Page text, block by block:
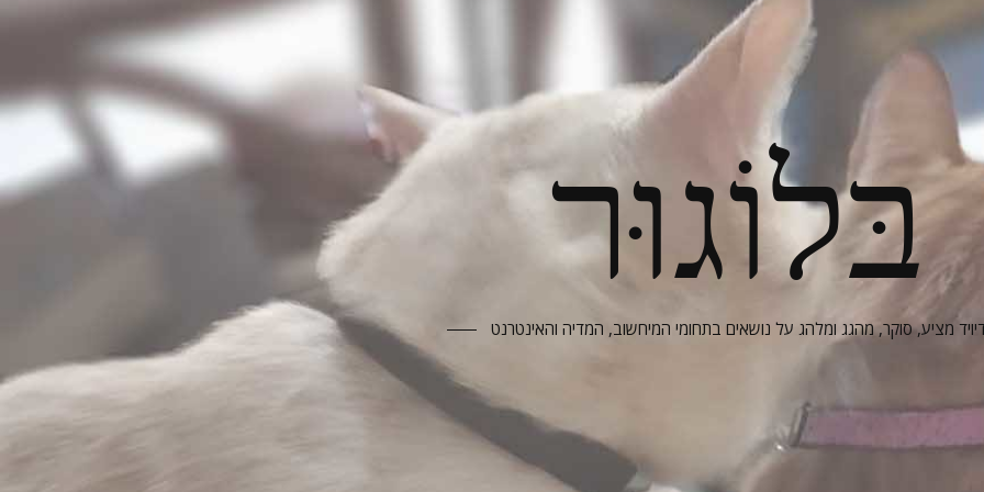
בּלוֹגוּר
מציע, סוקר, מהגג ומלהג על נושאים בתחומי המיחשוב, המדיה והאינטרנט